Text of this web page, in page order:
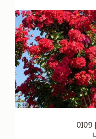
פטנט